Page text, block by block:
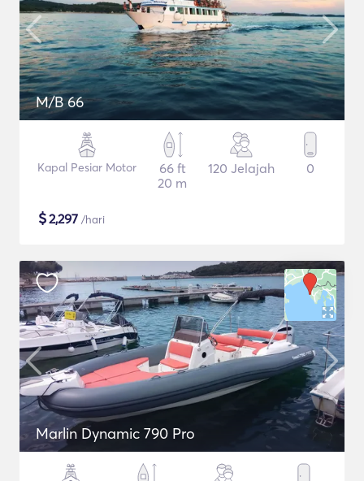
M/B 66
Kapal Pesiar Motor
66 ft
20 m
120 Jelajah 0
$2,297 /hari
Marlin Dynamic 790 Pro